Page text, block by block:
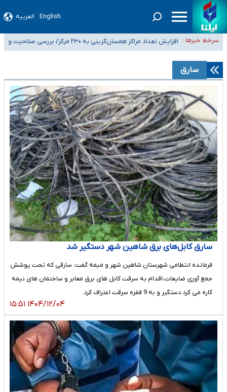
English العربیه
سرخط خبرها :
ضرورت آموزش حریم خصوصی در فضای آنلاین در مدارس/ هزینه‌های سنگین
اجتماعی انتشار تصاویر خصوصی برای قربانیان/ سوءاستفاده مجرمان از ترس
رسوایی
افزایش تعداد مراکز همسان‌گزینی به ۲۳۰ مرکز/ بررسی صلاحیت و
نظارت‌ها به سازمان تبلیغات واگذار شده است
۴۰ تا ۵۰ روز گرمای نسبی در پیش داریم/ دمای تهران به ۳۸ درجه می‌رسد
هستیم، اما هنوز پاسخ مشخصی نگرفته‌ایم
تعویق آزمون ورودی دکترای تخصصی فرماندهی صحنه عملیات و دکترای
تخصصی جغرافیای نظامی دافوس آجا
سارق
سارق کابل‌های برق شاهین شهر دستگیر شد
فرمانده انتظامی شهرستان شاهین شهر و میمه گفت: سارقی که تحت پوشش
جمع آوری ضایعات،اقدام به سرقت کابل های برق معابر و ساختمان های نیمه
کاره می کرد دستگیر و به 9 فقره سرقت اعتراف کرد.
۱۴۰۴/۱۲/۰۴ ۱۵:۵۱